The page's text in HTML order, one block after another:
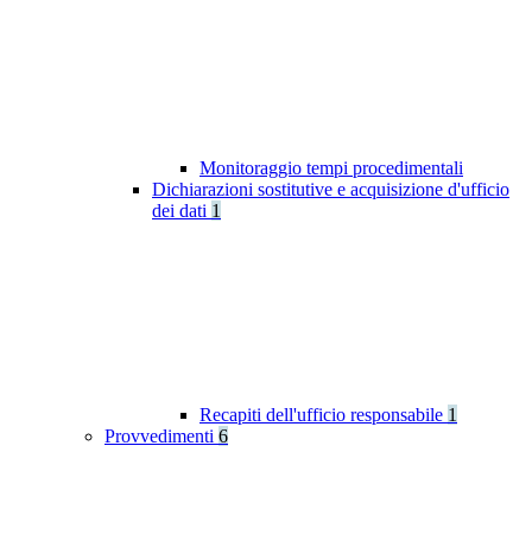
Monitoraggio tempi procedimentali
Dichiarazioni sostitutive e acquisizione d'ufficio
dei dati 1
Recapiti dell'ufficio responsabile 1
Provvedimenti 6